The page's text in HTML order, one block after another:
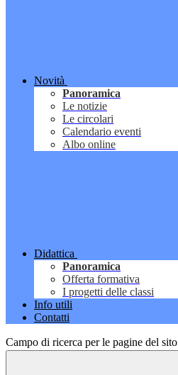
Novità
Panoramica
Le notizie
Le circolari
Calendario eventi
Albo online
Didattica
Panoramica
Offerta formativa
I progetti delle classi
Info utili
Contatti
Campo di ricerca per le pagine del sito